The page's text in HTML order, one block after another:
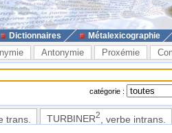
Dictionnaires Métalexicographie
Antonymie Proxémie
catégorie :
trans. TURBINER2
, verbe intrans.